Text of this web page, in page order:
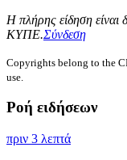
Η πλήρης είδηση είναι
ΚΥΠΕ.Σύνδεση
Copyrights belong to the
use.
Ροή ειδήσεων
πριν 3 λεπτά